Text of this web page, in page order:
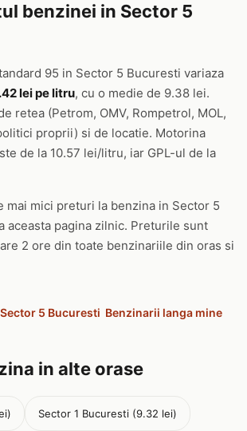
benzinei in Sector 5
95 in Sector 5 Bucuresti variaza
lei pe litru, cu o medie de 9.38 lei.
retea (Petrom, OMV, Rompetrol, MOL,
proprii) si de locatie. Motorina
de la 10.57 lei/litru, iar GPL-ul de la
mai mici preturi la benzina in Sector 5
aceasta pagina zilnic. Preturile sunt
2 ore din toate benzinariile din oras si
5 Bucuresti Benzinarii langa mine
in alte orase
Sector 1 Bucuresti (9.32 lei)